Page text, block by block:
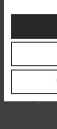
Når det
størstedelen
mobilapps